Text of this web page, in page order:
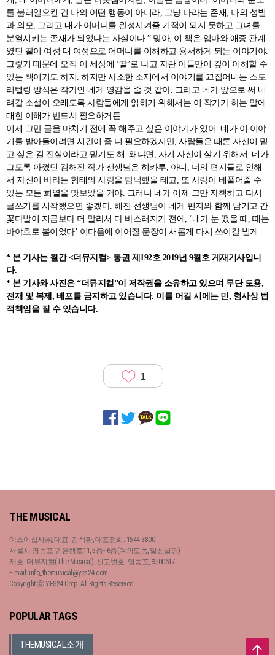
를 불러일으킨 건 나의 어떤 행동이 아니라, 그냥 나라는 존재, 나의 성별
과 외모, 그리고 내가 어머니를 완성시켜줄 기적이 되지 못하고 그녀를
분열시키는 존재가 되었다는 사실이다.” 맞아, 이 책은 엄마와 애증 관계
였던 딸이 여성 대 여성으로 어머니를 이해하고 용서하게 되는 이야기야.
그렇기 때문에 오직 이 세상에 ‘딸’로 나고 자란 이들만이 깊이 이해할 수
있는 책이기도 하지. 하지만 사소한 소재에서 이야기를 끄집어내는 스토
리텔링 방식은 작가인 네게 영감을 줄 것 같아. 그리고 네가 앞으로 써 내
려갈 소설이 오래도록 사람들에게 읽히기 위해서는 이 작가가 하는 말에
대한 이해가 반드시 필요하거든.
이제 그만 글을 마치기 전에 꼭 해주고 싶은 이야기가 있어. 네가 이 이야
기를 받아들이려면 시간이 좀 더 필요하겠지만, 사람들은 때론 자신이 믿
고 싶은 걸 진실이라고 믿기도 해. 왜냐면, 자기 자신이 살기 위해서. 네가
그토록 아꼈던 김해진 작가 선생님은 히카루, 아니, 너의 편지들로 인해
서 자신이 바라는 형태의 사랑을 탐닉했을 테고, 또 사랑이 베풀어줄 수
있는 모든 희열을 맛보았을 거야. 그러니 네가 이제 그만 자책하고 다시
글쓰기를 시작했으면 좋겠다. 해진 선생님이 네게 편지와 함께 남기고 간
꽃다발이 지금보다 더 말라서 다 바스러지기 전에, ‘내가 눈 떴을 때, 때는
바야흐로 봄이었다’ 이다음에 이어질 문장이 새롭게 다시 쓰이길 빌게.
* 본 기사는 월간 <더뮤지컬> 통권 제192호 2019년 9월호 게재기사입니
다.
* 본 기사와 사진은 “더뮤지컬”이 저작권을 소유하고 있으며 무단 도용,
전재 및 복제, 배포를 금지하고 있습니다. 이를 어길 시에는 민, 형사상 법
적책임을 질 수 있습니다.
1
THE MUSICAL
예스이십사㈜, 대표: 김석환, 대표전화: 1544-3800
서울시 영등포구 은행로11, 5층~6층(여의도동, 일신빌딩)
제호: 더뮤지컬(The Musical), 신고번호: 영등포, 라00617
E-mail: info_themusical@yes24.com
Copyright ⓒ YES24 Corp. All Rights Reserved.
POPULAR TAGS
THEMUSICAL소개